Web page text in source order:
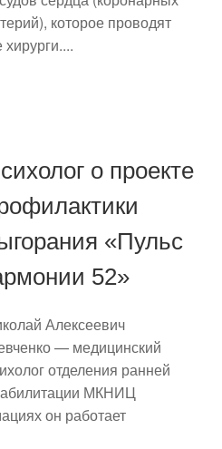
которое проводят
о проекте
«Пульс
52»
Алексеевич
— медицинский
отделения ранней
МКНИЦ
он работает